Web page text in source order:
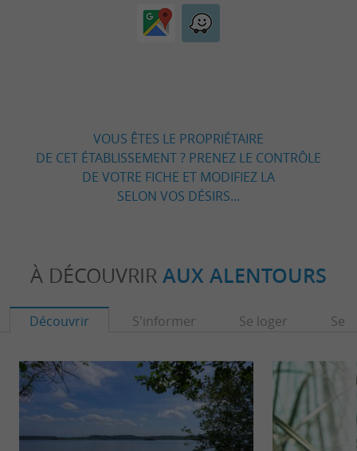
VOUS ÊTES LE PROPRIÉTAIRE
DE CET ÉTABLISSEMENT ? PRENEZ LE CONTRÔLE
DE VOTRE FICHE ET MODIFIEZ LA
SELON VOS DÉSIRS...
À DÉCOUVRIR AUX ALENTOURS
Découvrir S'informer Se loger Se